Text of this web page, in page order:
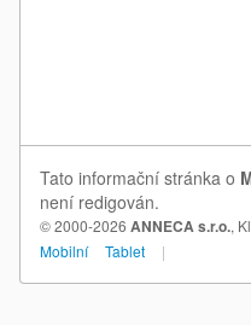
Tato informační stránka o
není redigován.
© 2000-2026 ANNECA s.r.o.,
Mobilní
Tablet |